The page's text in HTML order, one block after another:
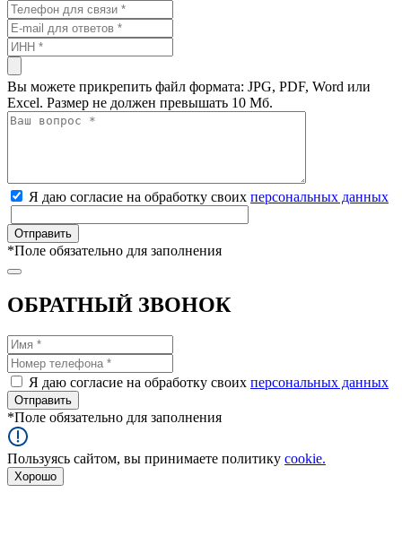
Вы можете прикрепить файл формата: JPG, PDF, Word или
Excel. Размер не должен превышать 10 Мб.
Я даю согласие на обработку своих персональных данных
*Поле обязательно для заполнения
ОБРАТНЫЙ ЗВОНОК
Я даю согласие на обработку своих персональных данных
*Поле обязательно для заполнения
Пользуясь сайтом, вы принимаете политику cookie.
Хорошо